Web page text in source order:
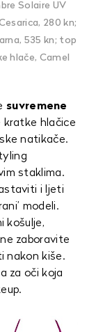
Solaire UV
280 kn;
535 kn; top
hlače, Camel
suvremene
kratke hlačice
natikače.
staklima.
i ljeti
modeli.
košulje,
zaboravite
nakon kiše.
za oči koja